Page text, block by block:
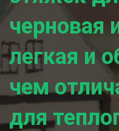
черновая
легкая и
чем
для